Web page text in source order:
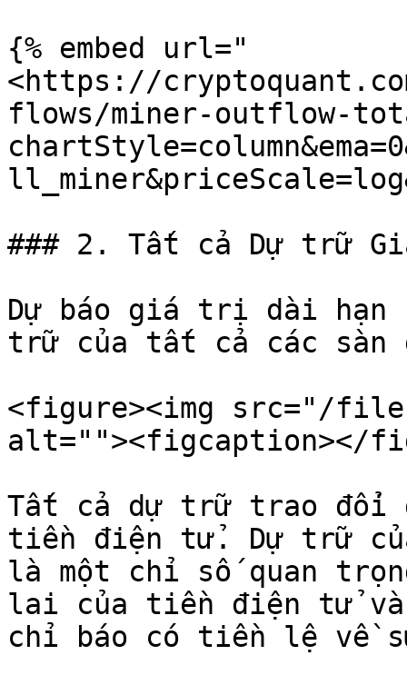
{% embed url="
<https://
flows/miner-outflow-
### 2. Tất cả Dự trữ
Dự báo giá trị dài hạn
trữ của tất cả các sàn
<figure><img src="/files/
alt=""><figcaption></
Tất cả dự trữ trao đổi
tiền điện tử. Dự trữ
là một chỉ số quan
lai của tiền điện tử và
chỉ báo có tiền lệ về